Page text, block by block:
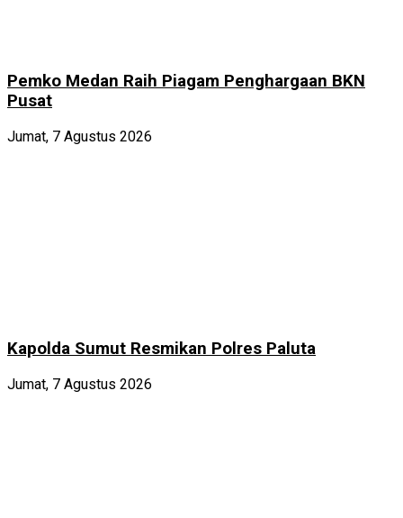
Pemko Medan Raih Piagam Penghargaan BKN
Pusat
Jumat, 7 Agustus 2026
Kapolda Sumut Resmikan Polres Paluta
Jumat, 7 Agustus 2026